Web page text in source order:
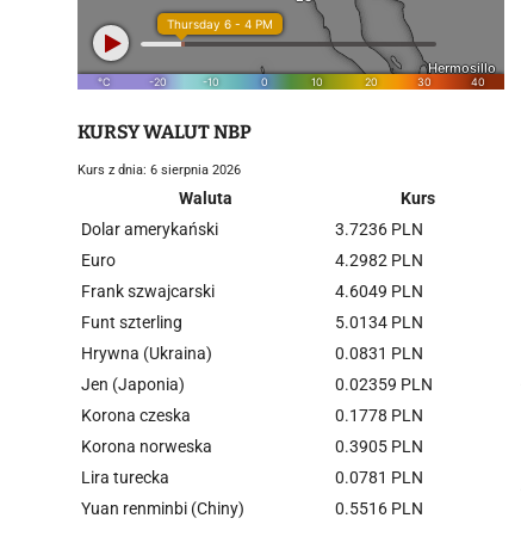
KURSY WALUT NBP
Kurs z dnia: 6 sierpnia 2026
Waluta
Kurs
Dolar amerykański
3.7236 PLN
Euro
4.2982 PLN
Frank szwajcarski
4.6049 PLN
Funt szterling
5.0134 PLN
Hrywna (Ukraina)
0.0831 PLN
Jen (Japonia)
0.02359 PLN
Korona czeska
0.1778 PLN
Korona norweska
0.3905 PLN
Lira turecka
0.0781 PLN
Yuan renminbi (Chiny)
0.5516 PLN